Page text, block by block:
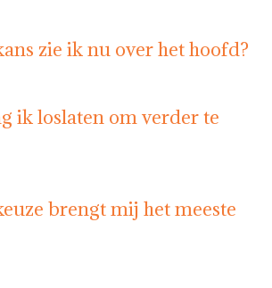
zie ik nu over het hoofd?
ik loslaten om verder te
brengt mij het meeste